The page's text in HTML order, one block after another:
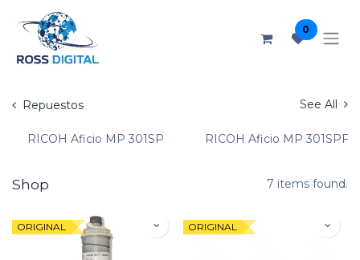
0
Repuestos See All
RICOH Aficio MP 301SP RICOH Aficio MP 301SPF
Shop 7 items found.
ORIGINAL ORIGINAL